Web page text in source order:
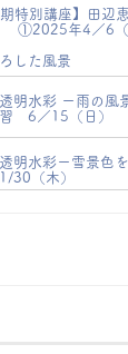
特別講座】田辺
4／6（日）
年4
した風景
明水彩 ー雨の
6／15（日）
明水彩ー雪景色
30（木）